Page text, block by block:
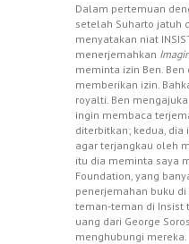
Dalam pertemuan
setelah Suharto jatuh
menyatakan niat
menerjemahkan
meminta izin Ben.
memberikan izin.
royalti. Ben
ingin membaca
diterbitkan; kedua,
agar terjangkau oleh
itu dia meminta saya
Foundation, yang
penerjemahan buku di
teman-teman di Insist
uang dari George
menghubungi mereka.